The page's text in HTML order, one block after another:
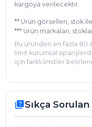
Kafe ve
Masa çevresi,
geçişlerinde
hızlı
AVM & Ortak
Neden Mert
kargoya verilecektir.
** Ürün görselleri, stok
*** Ürün markaları,
Bu üründen en fazla 80
limit kurumsal
için farklı limitler
quizSıkça